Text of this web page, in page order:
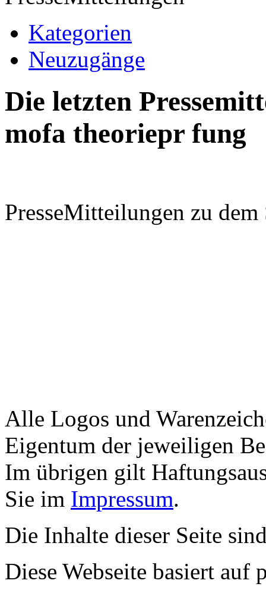
Kategorien
Neuzugänge
Die letzten
mofa theoriepr fung
PresseMitteilungen zu
Alle Logos und
Eigentum der jeweiligen
Im übrigen gilt
Sie im Impressum.
Die Inhalte dieser Seite
Diese Webseite basiert auf